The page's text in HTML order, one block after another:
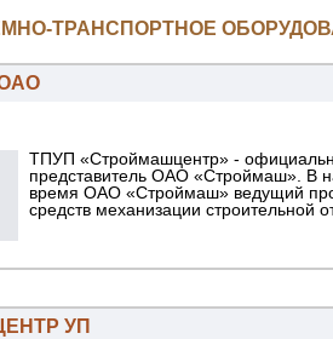
ТРАНСПОРТНОЕ
ТПУП «Строймашцентр» -
представитель ОАО «Строймаш». В
время ОАО «Строймаш» ведущий
средств механизации строительной
УП